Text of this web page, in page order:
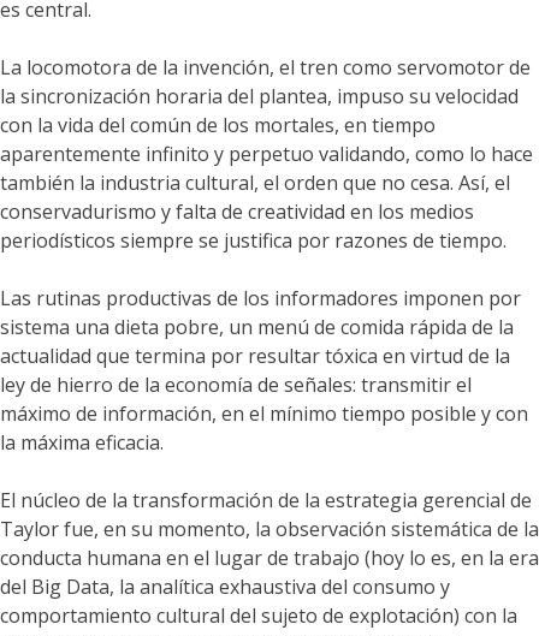
es central.
La locomotora de la invención, el tren como servomotor de
la sincronización horaria del plantea, impuso su velocidad
con la vida del común de los mortales, en tiempo
aparentemente infinito y perpetuo validando, como lo hace
también la industria cultural, el orden que no cesa. Así, el
conservadurismo y falta de creatividad en los medios
periodísticos siempre se justifica por razones de tiempo.
Las rutinas productivas de los informadores imponen por
sistema una dieta pobre, un menú de comida rápida de la
actualidad que termina por resultar tóxica en virtud de la
ley de hierro de la economía de señales: transmitir el
máximo de información, en el mínimo tiempo posible y con
la máxima eficacia.
El núcleo de la transformación de la estrategia gerencial de
Taylor fue, en su momento, la observación sistemática de la
conducta humana en el lugar de trabajo (hoy lo es, en la era
del Big Data, la analítica exhaustiva del consumo y
comportamiento cultural del sujeto de explotación) con la